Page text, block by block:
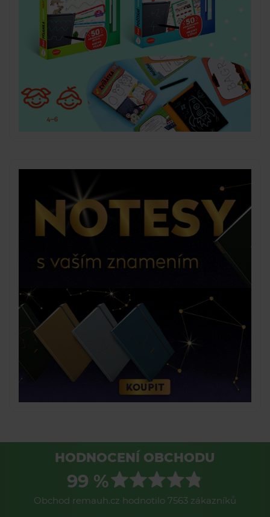
HODNOCENÍ OBCHODU
99 %
Obchod remauh.cz hodnotilo 7563 zákazníků